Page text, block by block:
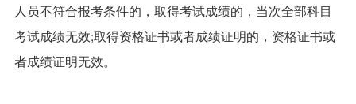
人员不符合报考条件的，取得考试成绩的，当次全部科目
考试成绩无效;取得资格证书或者成绩证明的，资格证书或
者成绩证明无效。